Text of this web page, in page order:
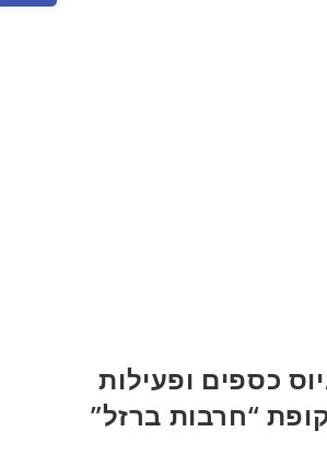
כספים ופעילות
“חרבות ברזל”